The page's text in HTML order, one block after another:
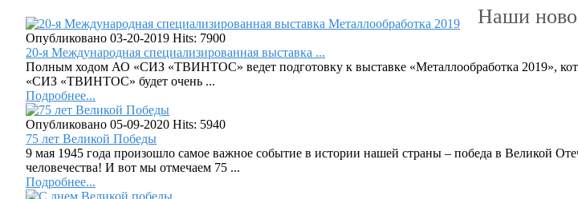
Наши
Опубликовано 03-20-2019 Hits: 7900
20-я Международная специализированная выставка ...
Полным ходом АО «СИЗ «ТВИНТОС» ведет подготовку к выставке «Металлообработка 2019»,
«СИЗ «ТВИНТОС» будет очень ...
Подробнее...
Опубликовано 05-09-2020 Hits: 5940
75 лет Великой Победы
9 мая 1945 года произошло самое важное событие в истории нашей страны – победа в Великой
человечества! И вот мы отмечаем 75 ...
Подробнее...